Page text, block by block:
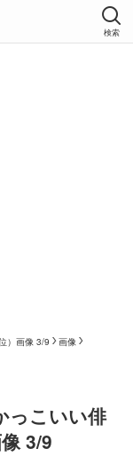
検索
）画像 3/9
画像
っこいい俳
3/9